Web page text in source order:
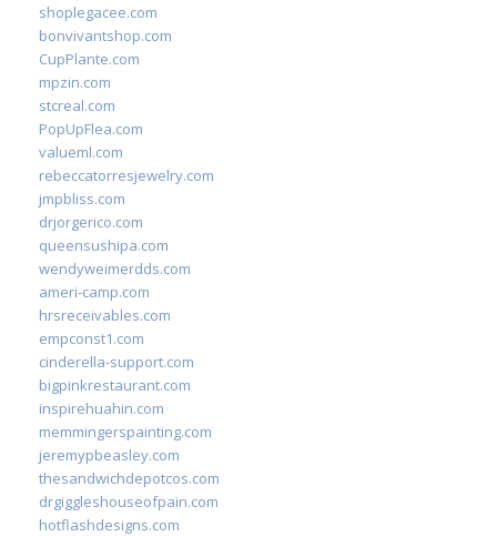
shoplegacee.com
bonvivantshop.com
CupPlante.com
mpzin.com
stcreal.com
PopUpFlea.com
valueml.com
rebeccatorresjewelry.com
jmpbliss.com
drjorgerico.com
queensushipa.com
wendyweimerdds.com
ameri-camp.com
hrsreceivables.com
empconst1.com
cinderella-support.com
bigpinkrestaurant.com
inspirehuahin.com
memmingerspainting.com
jeremypbeasley.com
thesandwichdepotcos.com
drgiggleshouseofpain.com
hotflashdesigns.com